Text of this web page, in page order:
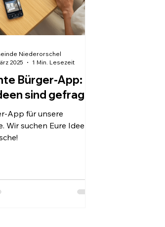
Bürger-App:
sind gefragt!
App für unsere
Wir suchen Eure Ideen
Niederorschel
2025
1 Min. Lesezeit